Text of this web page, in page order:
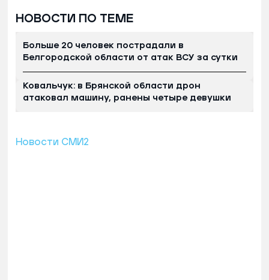
НОВОСТИ ПО ТЕМЕ
Больше 20 человек пострадали в
Белгородской области от атак ВСУ за сутки
Ковальчук: в Брянской области дрон
атаковал машину, ранены четыре девушки
Новости СМИ2